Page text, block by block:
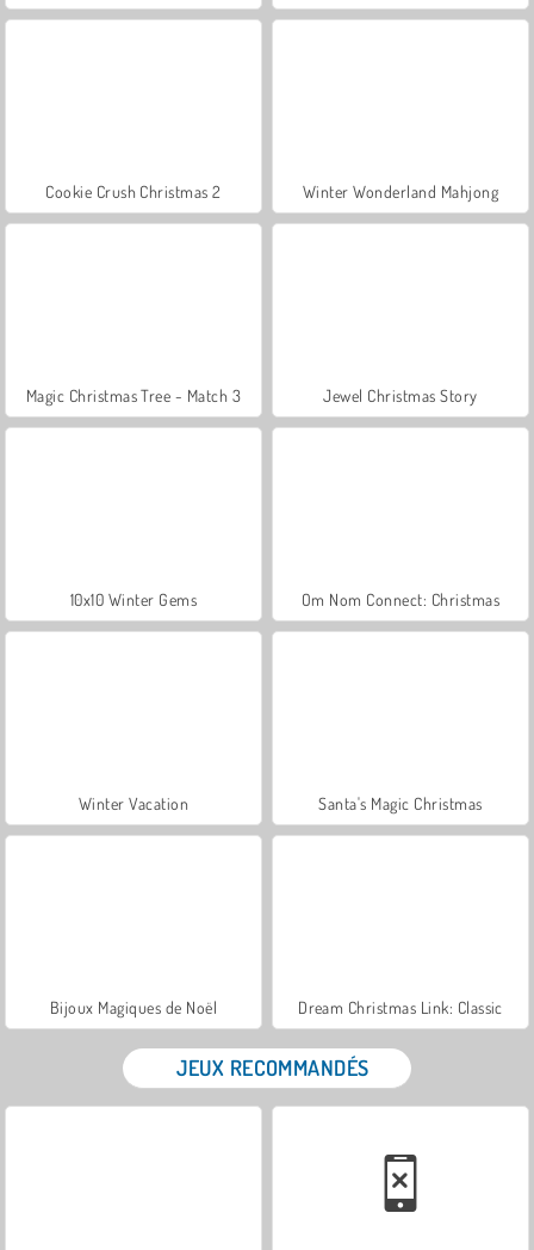
Cookie Crush Christmas 2 Winter Wonderland Mahjong
Magic Christmas Tree - Match 3 Jewel Christmas Story
10x10 Winter Gems Om Nom Connect: Christmas
Winter Vacation Santa's Magic Christmas
Bijoux Magiques de Noël Dream Christmas Link: Classic
JEUX RECOMMANDÉS